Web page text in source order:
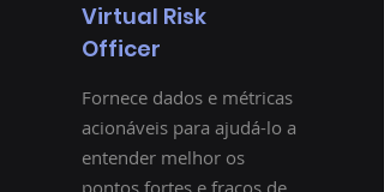
Virtual Risk
Officer
Fornece dados e métricas
acionáveis ​​para ajudá-lo a
entender melhor os
pontos fortes e fracos de